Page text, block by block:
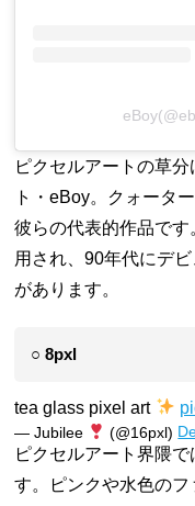
ピクセルアートの草
ト・eBoy。クォータ
彼らの代表的作品で
用され、90年代にデ
があります。
○ 8pxl
tea glass pixel art
— Jubilee (@16pxl)
ピクセルアート界隈
す。ピンクや水色の